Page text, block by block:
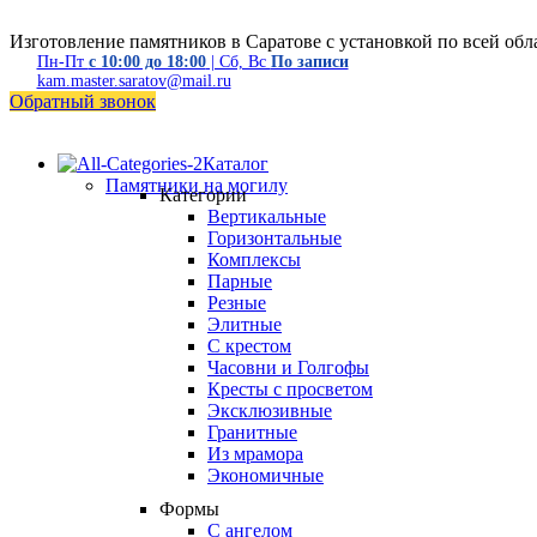
Изготовление памятников в Саратове с установкой по всей
Пн-Пт с 10:00 до 18:00| Сб, Вс По записи
kam.master.saratov@mail.ru
Обратный звонок
Каталог
Памятники на могилу
Категории
Вертикальные
Горизонтальные
Комплексы
Парные
Резные
Элитные
С крестом
Часовни и Голгофы
Кресты с просветом
Эксклюзивные
Гранитные
Из мрамора
Экономичные
Формы
С ангелом